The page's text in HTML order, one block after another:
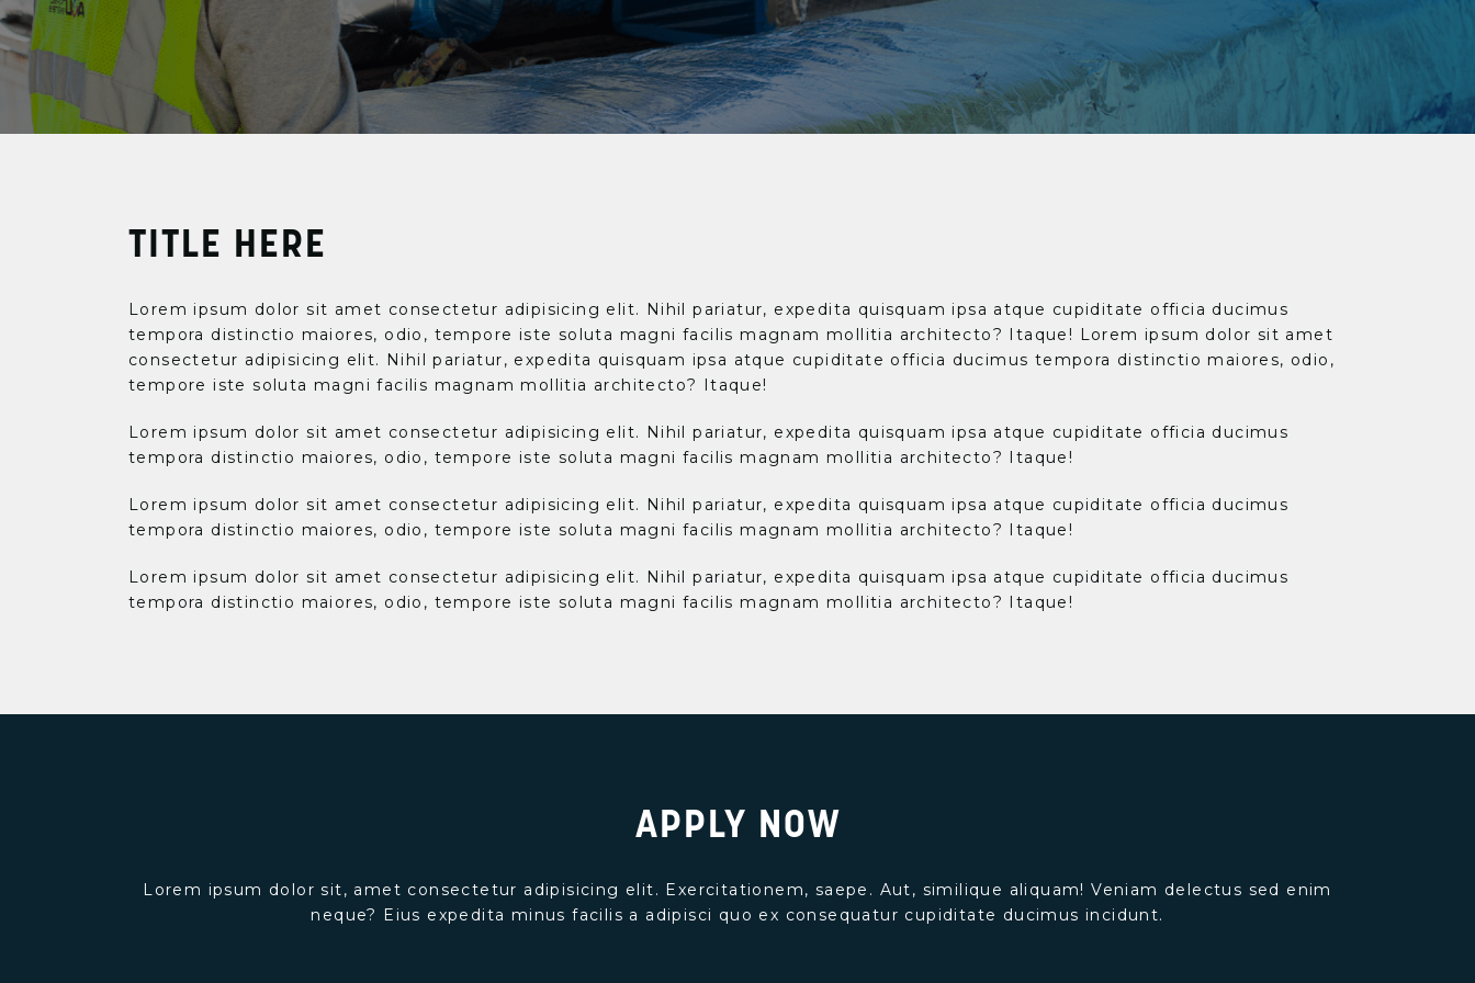
TITLE HERE
Lorem ipsum dolor sit amet consectetur adipisicing elit. Nihil pariatur, expedita quisquam ipsa atque cupiditate officia ducimus
tempora distinctio maiores, odio, tempore iste soluta magni facilis magnam mollitia architecto? Itaque! Lorem ipsum dolor sit amet
consectetur adipisicing elit. Nihil pariatur, expedita quisquam ipsa atque cupiditate officia ducimus tempora distinctio maiores, odio,
tempore iste soluta magni facilis magnam mollitia architecto? Itaque!
Lorem ipsum dolor sit amet consectetur adipisicing elit. Nihil pariatur, expedita quisquam ipsa atque cupiditate officia ducimus
tempora distinctio maiores, odio, tempore iste soluta magni facilis magnam mollitia architecto? Itaque!
Lorem ipsum dolor sit amet consectetur adipisicing elit. Nihil pariatur, expedita quisquam ipsa atque cupiditate officia ducimus
tempora distinctio maiores, odio, tempore iste soluta magni facilis magnam mollitia architecto? Itaque!
Lorem ipsum dolor sit amet consectetur adipisicing elit. Nihil pariatur, expedita quisquam ipsa atque cupiditate officia ducimus
tempora distinctio maiores, odio, tempore iste soluta magni facilis magnam mollitia architecto? Itaque!
APPLY NOW
Lorem ipsum dolor sit, amet consectetur adipisicing elit. Exercitationem, saepe. Aut, similique aliquam! Veniam delectus sed enim
neque? Eius expedita minus facilis a adipisci quo ex consequatur cupiditate ducimus incidunt.